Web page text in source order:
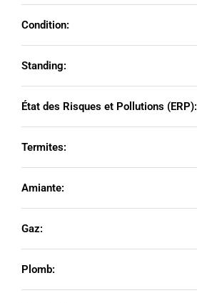
Condition:
Standing:
État des Risques et Pollutions (ERP):
Termites:
Amiante:
Gaz:
Plomb: